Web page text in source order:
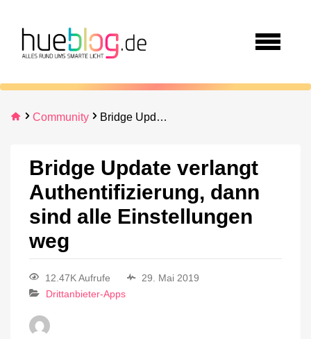
Community Bridge Update verlangt Authentifizierung, dann sind alle Einstellungen weg
Bridge Update verlangt
Authentifizierung, dann
sind alle Einstellungen
weg
12.47K Aufrufe
29. Mai 2019
Drittanbieter-Apps